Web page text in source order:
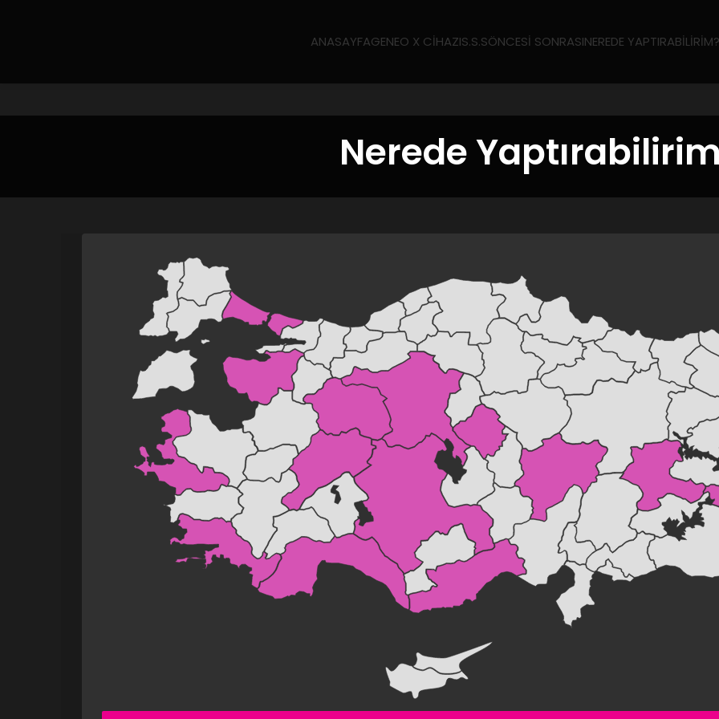
ANASAYFAGENEO X CIHAZIS.S.SÖNCESI SONRASINEREDE YAPTIRABILIRIM?
Nerede